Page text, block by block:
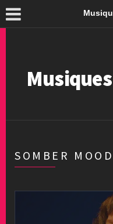
SOMBER MOOD